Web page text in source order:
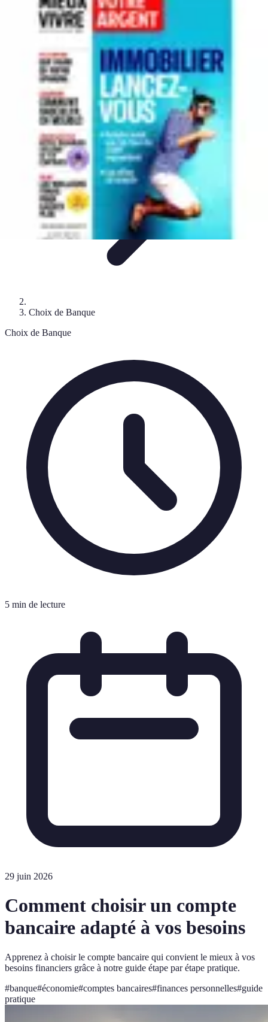
Conseil Banque
Prêts et CréditsCrédits et Emprunts Frais et Tarifs
financièreCrédits et Financements
Conseil Banque
Choix de Banque
Choix de Banque
5 min de lecture
29 juin 2026
Comment choisir un compte
bancaire adapté à vos besoins
Apprenez à choisir le compte bancaire qui convient le mieux à vos
besoins financiers grâce à notre guide étape par étape pratique.
#banque#économie#comptes bancaires#finances personnelles#guide
pratique